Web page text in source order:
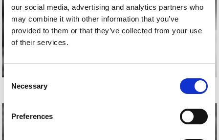
our social media, advertising and analytics partners who
may combine it with other information that you’ve
provided to them or that they’ve collected from your use
of their services.
Consent
Selection
Necessary
Preferences
SARA ALONSO